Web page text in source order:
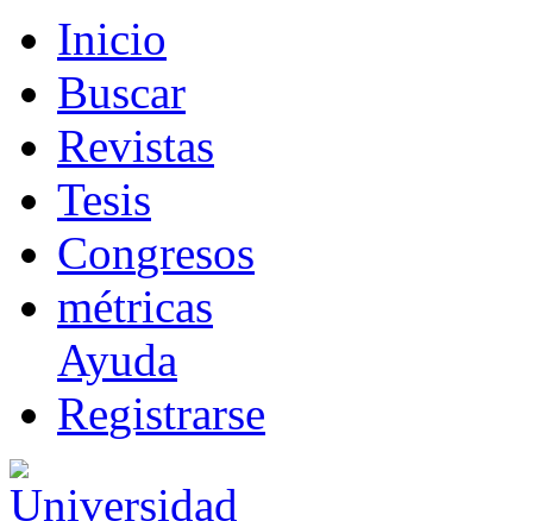
Inicio
Buscar
Revistas
Tesis
Congresos
métricas
Ayuda
Registrarse